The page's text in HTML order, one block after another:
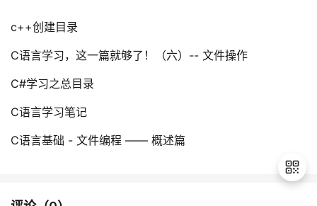
c++创建目录
C语言学习，这一篇就够了！（六）-- 文件操作
C#学习之总目录
C语言学习笔记
C语言基础 - 文件编程 —— 概述篇